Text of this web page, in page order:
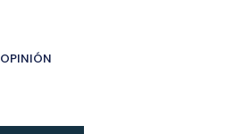
OPINIÓN